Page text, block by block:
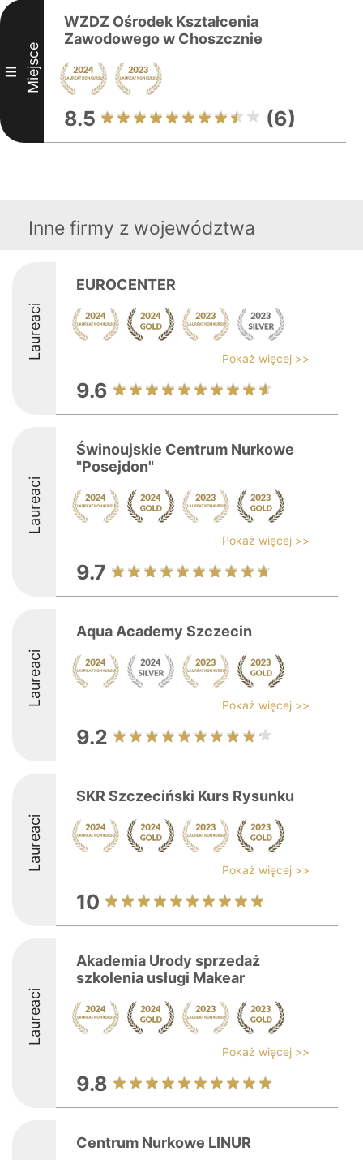
III Miejsce
WZDZ Ośrodek Kształcenia
Zawodowego w Choszcznie
8.5 (6)
Inne firmy z województwa
Laureaci
EUROCENTER
Pokaż więcej >>
9.6
Laureaci
Świnoujskie Centrum Nurkowe
"Posejdon"
Pokaż więcej >>
9.7
Laureaci
Aqua Academy Szczecin
Pokaż więcej >>
9.2
Laureaci
SKR Szczeciński Kurs Rysunku
Pokaż więcej >>
10
Laureaci
Akademia Urody sprzedaż
szkolenia usługi Makear
Pokaż więcej >>
9.8
Centrum Nurkowe LINUR